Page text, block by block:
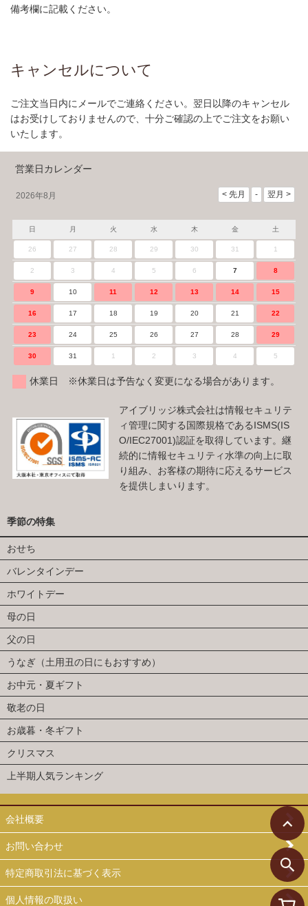
備考欄に記載ください。
キャンセルについて
ご注文当日内にメールでご連絡ください。翌日以降のキャンセル
はお受けしておりませんので、十分ご確認の上でご注文をお願い
いたします。
営業日カレンダー
2026年8月
日 月 火 水 木 金 土
26 27 28 29 30 31 1
2 3 4 5 6 7 8
9 10 11 12 13 14 15
16 17 18 19 20 21 22
23 24 25 26 27 28 29
30 31 1 2 3 4 5
休業日 ※休業日は予告なく変更になる場合があります。
アイブリッジ株式会社は情報セキュリテ
ィ管理に関する国際規格であるISMS(IS
O/IEC27001)認証を取得しています。継
続的に情報セキュリティ水準の向上に取
り組み、お客様の期待に応えるサービス
を提供しまいります。
季節の特集
おせち
バレンタインデー
ホワイトデー
母の日
父の日
うなぎ（土用丑の日にもおすすめ）
お中元・夏ギフト
敬老の日
お歳暮・冬ギフト
クリスマス
上半期人気ランキング
会社概要
お問い合わせ
特定商取引法に基づく表示
個人情報の取扱い